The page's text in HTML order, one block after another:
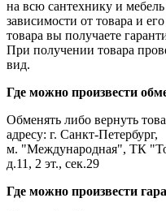
на всю сантехнику и мебель
зависимости от товара и
товара вы получаете
При получении товара
вид.
Где можно произвести
Обменять либо вернуть
адресу: г. Санкт-Петербург,
м. "Международная", ТК
д.11, 2 эт., сек.29
Где можно произвести